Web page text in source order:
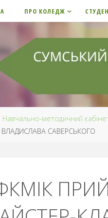
ПРО КОЛЕДЖ
Навчально-методичний
ВЛАДИСЛАВА САВЕРСЬКОГО